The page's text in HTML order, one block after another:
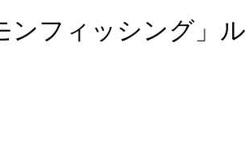
フィッシング」ル